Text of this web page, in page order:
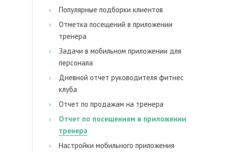
Популярные подборки клиентов
Отметка посещений в приложении
тренера
Задачи в мобильном приложении для
персонала
Дневной отчет руководителя фитнес
клуба
Отчет по продажам на тренера
Отчет по посещениям в приложении
тренера
Настройки мобильного приложения